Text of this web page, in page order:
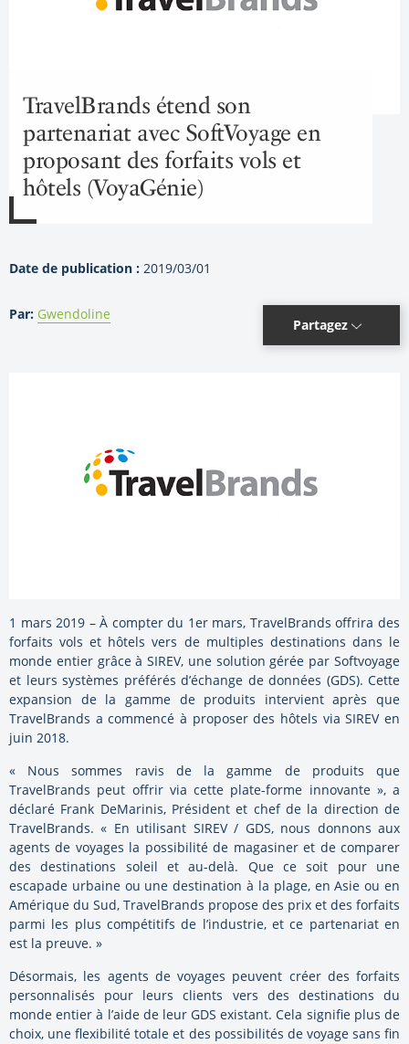
TravelBrands étend son
partenariat avec SoftVoyage en
proposant des forfaits vols et
hôtels (VoyaGénie)
Date de publication : 2019/03/01
Par: Gwendoline
Partagez
1 mars 2019 – À compter du 1er mars, TravelBrands offrira des
forfaits vols et hôtels vers de multiples destinations dans le
monde entier grâce à SIREV, une solution gérée par Softvoyage
et leurs systèmes préférés d’échange de données (GDS). Cette
expansion de la gamme de produits intervient après que
TravelBrands a commencé à proposer des hôtels via SIREV en
juin 2018.
« Nous sommes ravis de la gamme de produits que
TravelBrands peut offrir via cette plate-forme innovante », a
déclaré Frank DeMarinis, Président et chef de la direction de
TravelBrands. « En utilisant SIREV / GDS, nous donnons aux
agents de voyages la possibilité de magasiner et de comparer
des destinations soleil et au-delà. Que ce soit pour une
escapade urbaine ou une destination à la plage, en Asie ou en
Amérique du Sud, TravelBrands propose des prix et des forfaits
parmi les plus compétitifs de l’industrie, et ce partenariat en
est la preuve. »
Désormais, les agents de voyages peuvent créer des forfaits
personnalisés pour leurs clients vers des destinations du
monde entier à l’aide de leur GDS existant. Cela signifie plus de
choix, une flexibilité totale et des possibilités de voyage sans fin